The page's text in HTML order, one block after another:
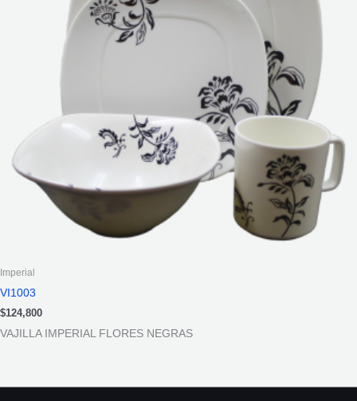
Imperial
VI1003
$124,800
VAJILLA IMPERIAL FLORES NEGRAS